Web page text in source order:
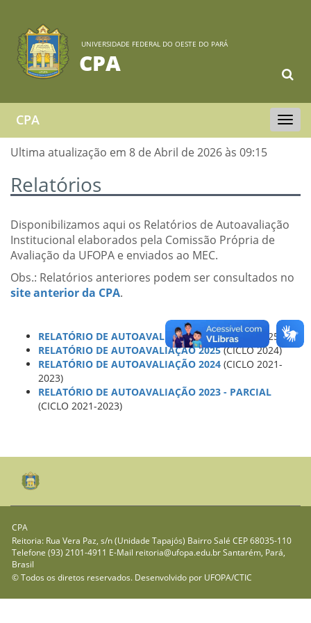
UNIVERSIDADE FEDERAL DO OESTE DO PARÁ
CPA
Toggle
CPA
Ultima atualização em 8 de Abril de 2026 às 09:15
Relatórios
Disponibilizamos aqui os Relatórios de Autoavaliação
Institucional elaborados pela Comissão Própria de
Avaliação da UFOPA e enviados ao MEC.
Obs.: Relatórios anteriores podem ser consultados no
site anterior da CPA.
RELATÓRIO DE AUTOAVALIAÇÃO 2026(CICLO 2025)
RELATÓRIO DE AUTOAVALIAÇÃO 2025(CICLO 2024)
RELATÓRIO DE AUTOAVALIAÇÃO 2024 (CICLO 2021-
2023)
RELATÓRIO DE AUTOAVALIAÇÃO 2023 - PARCIAL
(CICLO 2021-2023)
CPA
Reitoria: Rua Vera Paz, s/n (Unidade Tapajós) Bairro Salé CEP 68035-110
Telefone (93) 2101-4911 E-Mail reitoria@ufopa.edu.br Santarém, Pará,
Brasil
© Todos os diretos reservados. Desenvolvido por UFOPA/CTIC